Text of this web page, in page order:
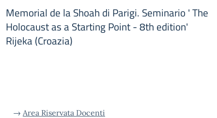
Memorial de la Shoah di Parigi. Seminario ' The
Holocaust as a Starting Point - 8th edition'
Rijeka (Croazia)
→ Area Riservata Docenti